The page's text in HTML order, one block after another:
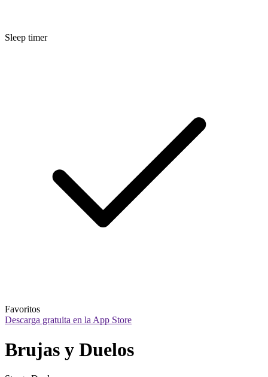
Sleep timer
Favoritos
Descarga gratuita en la App Store
Brujas y Duelos